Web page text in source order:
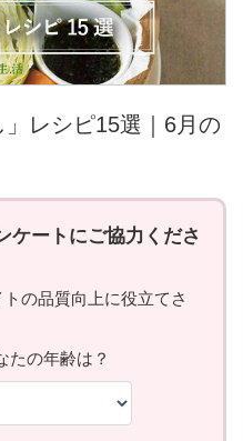
レシピ15選｜6月の